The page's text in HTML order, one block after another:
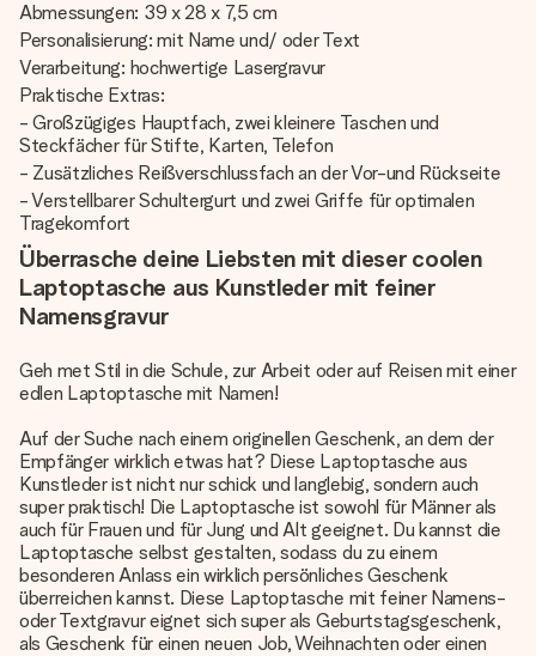
Abmessungen: 39 x 28 x 7,5 cm
Personalisierung: mit Name und/ oder Text
Verarbeitung: hochwertige Lasergravur
Praktische Extras:
- Großzügiges Hauptfach, zwei kleinere Taschen und
Steckfächer für Stifte, Karten, Telefon
- Zusätzliches Reißverschlussfach an der Vor-und Rückseite
- Verstellbarer Schultergurt und zwei Griffe für optimalen
Tragekomfort
Überrasche deine Liebsten mit dieser coolen
Laptoptasche aus Kunstleder mit feiner
Namensgravur
Geh met Stil in die Schule, zur Arbeit oder auf Reisen mit einer
edlen Laptoptasche mit Namen!
Auf der Suche nach einem originellen Geschenk, an dem der
Empfänger wirklich etwas hat? Diese Laptoptasche aus
Kunstleder ist nicht nur schick und langlebig, sondern auch
super praktisch! Die Laptoptasche ist sowohl für Männer als
auch für Frauen und für Jung und Alt geeignet. Du kannst die
Laptoptasche selbst gestalten, sodass du zu einem
besonderen Anlass ein wirklich persönliches Geschenk
überreichen kannst. Diese Laptoptasche mit feiner Namens-
oder Textgravur eignet sich super als Geburtstagsgeschenk,
als Geschenk für einen neuen Job, Weihnachten oder einen